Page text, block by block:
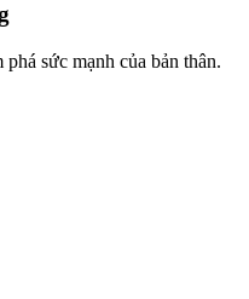
sức mạnh của bản thân.